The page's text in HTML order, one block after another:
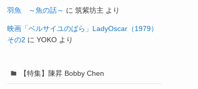
羽魚 ～魚の話～ に 筑紫坊主 より
映画「ベルサイユのばら」LadyOscar（1979）
その2 に YOKO より
【特集】陳昇 Bobby Chen